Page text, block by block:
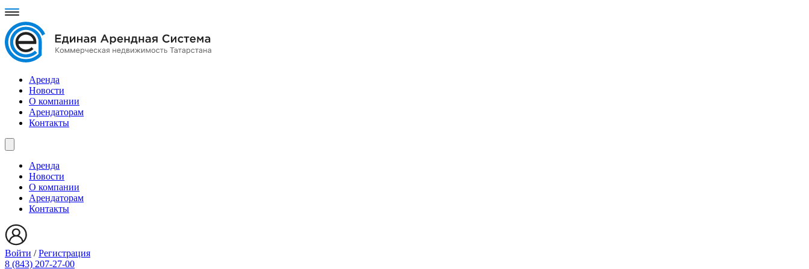
Аренда
Новости
О компании
Арендаторам
Контакты
Аренда
Новости
О компании
Арендаторам
Контакты
Войти /Регистрация
8 (843) 207-27-00